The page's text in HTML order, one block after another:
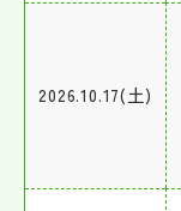
2026.10.17(土)